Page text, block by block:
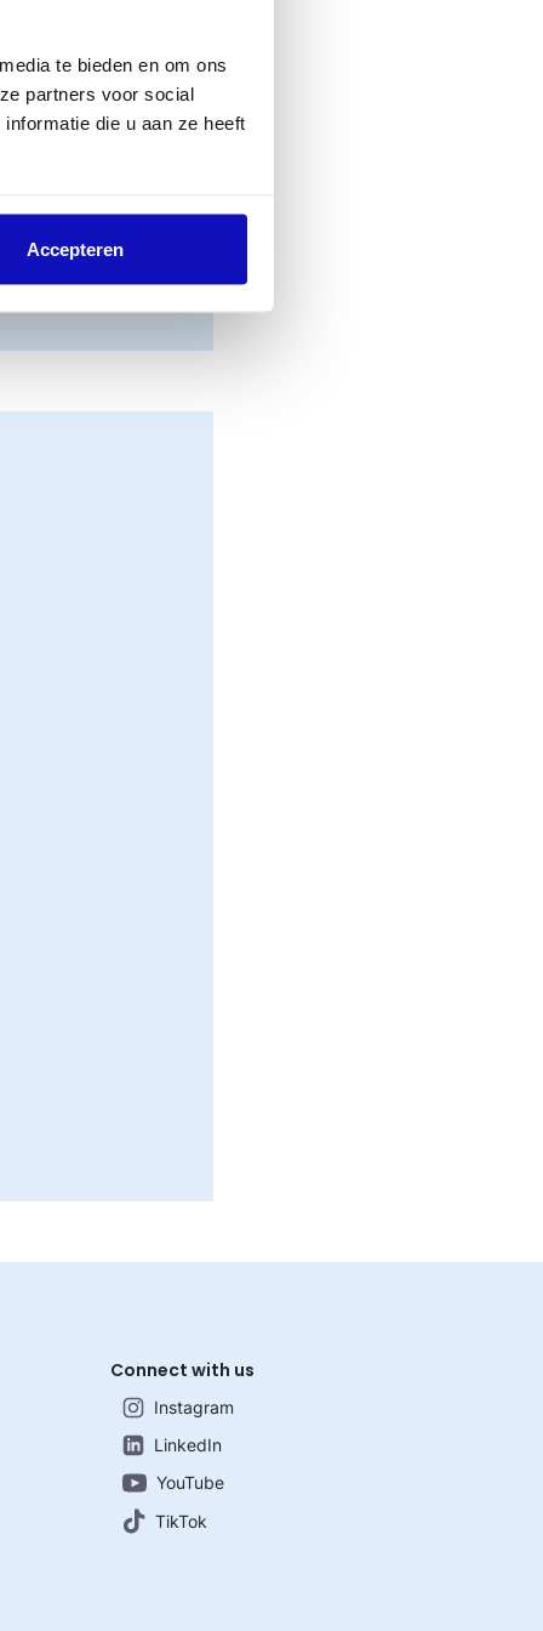
te bieden en om ons
partners voor social
die u aan ze heeft
Accepteren
Connect with us
Instagram
LinkedIn
YouTube
TikTok